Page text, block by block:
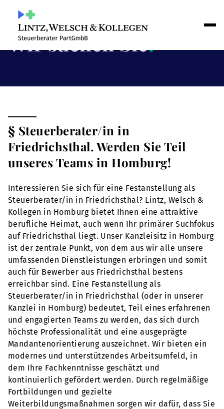
Wir suchen Sie!
§ Steuerberater/in in
Friedrichsthal. Werden Sie Teil
unseres Teams in Homburg!
Interessieren Sie sich für eine Festanstellung als
Steuerberater/in in Friedrichsthal? Lintz, Welsch &
Kollegen in Homburg bietet Ihnen eine attraktive
berufliche Heimat, auch wenn Ihr primärer Suchfokus
auf Friedrichsthal liegt. Unser Kanzleisitz in Homburg
ist der zentrale Punkt, von dem aus wir alle unsere
umfassenden Dienstleistungen erbringen und somit
auch für Bewerber aus Friedrichsthal bestens
erreichbar sind. Eine Festanstellung als
Steuerberater/in in Friedrichsthal (oder in unserer
Kanzlei in Homburg) bedeutet, Teil eines erfahrenen
und engagierten Teams zu werden, das sich durch
höchste Professionalität und eine ausgeprägte
Mandantenorientierung auszeichnet. Wir bieten ein
modernes und unterstützendes Arbeitsumfeld, in
dem Ihre Fachkenntnisse geschätzt und
kontinuierlich gefördert werden. Durch regelmäßige
Fortbildungen und gezielte
Weiterbildungsmaßnahmen sorgen wir dafür, dass Sie